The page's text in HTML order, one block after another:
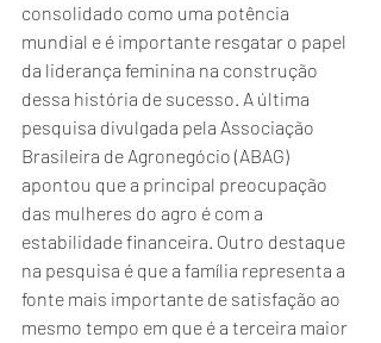
consolidado como uma potência
mundial e é importante resgatar o papel
da liderança feminina na construção
dessa história de sucesso. A última
pesquisa divulgada pela Associação
Brasileira de Agronegócio (ABAG)
apontou que a principal preocupação
das mulheres do agro é com a
estabilidade financeira. Outro destaque
na pesquisa é que a família representa a
fonte mais importante de satisfação ao
mesmo tempo em que é a terceira maior